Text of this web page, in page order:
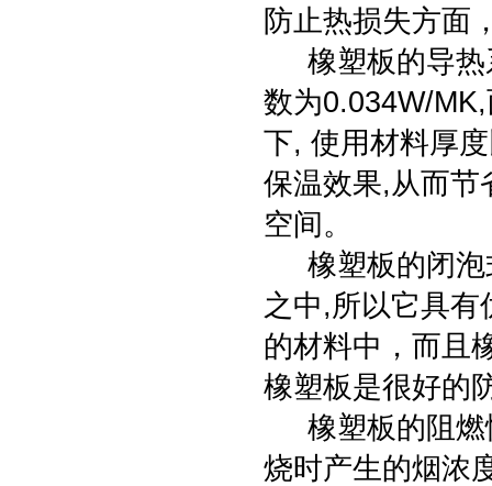
防止热损失方面
橡塑板的导热
数为0.034W/
下, 使用材料厚
保温效果,从而节
空间。
橡塑板的闭泡
之中,所以它具
的材料中，而且
橡塑板是很好的
橡塑板的阻燃
烧时产生的烟浓